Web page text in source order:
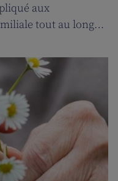
aux
tout au long
aux services de la
de souffler à
ainsi de pouvoir
clients.